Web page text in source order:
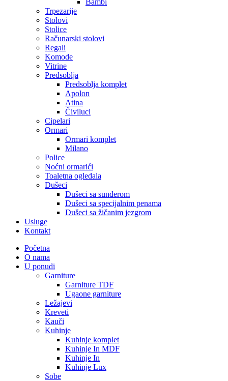
Bambi
Trpezarije
Stolovi
Stolice
Računarski stolovi
Regali
Komode
Vitrine
Predsoblja
Predsoblja komplet
Apolon
Atina
Čiviluci
Cipelari
Ormari
Ormari komplet
Milano
Police
Noćni ormarići
Toaletna ogledala
Dušeci
Dušeci sa sunđerom
Dušeci sa specijalnim penama
Dušeci sa žičanim jezgrom
Usluge
Kontakt
Početna
O nama
U ponudi
Garniture
Garniture TDF
Ugaone garniture
Ležajevi
Kreveti
Kauči
Kuhinje
Kuhinje komplet
Kuhinje In MDF
Kuhinje In
Kuhinje Lux
Sobe